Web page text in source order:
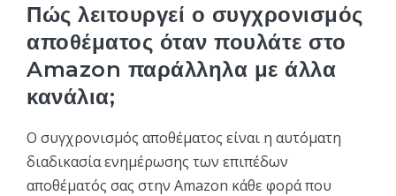
Πώς λειτουργεί ο συγχρονισμός
αποθέματος όταν πουλάτε στο
Amazon παράλληλα με άλλα
κανάλια;
Ο συγχρονισμός αποθέματος είναι η αυτόματη
διαδικασία ενημέρωσης των επιπέδων
αποθέματός σας στην Amazon κάθε φορά που